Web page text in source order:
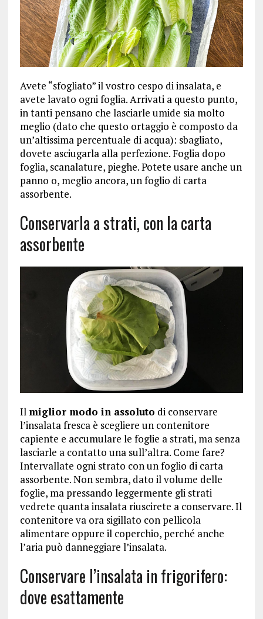
Avete “sfogliato” il vostro cespo di insalata, e
avete lavato ogni foglia. Arrivati a questo punto,
in tanti pensano che lasciarle umide sia molto
meglio (dato che questo ortaggio è composto da
un’altissima percentuale di acqua): sbagliato,
dovete asciugarla alla perfezione. Foglia dopo
foglia, scanalature, pieghe. Potete usare anche un
panno o, meglio ancora, un foglio di carta
assorbente.
Conservarla a strati, con la carta
assorbente
Il miglior modo in assoluto di conservare
l’insalata fresca è scegliere un contenitore
capiente e accumulare le foglie a strati, ma senza
lasciarle a contatto una sull’altra. Come fare?
Intervallate ogni strato con un foglio di carta
assorbente. Non sembra, dato il volume delle
foglie, ma pressando leggermente gli strati
vedrete quanta insalata riuscirete a conservare. Il
contenitore va ora sigillato con pellicola
alimentare oppure il coperchio, perché anche
l’aria può danneggiare l’insalata.
Conservare l’insalata in frigorifero:
dove esattamente